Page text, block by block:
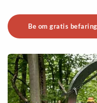
Be om gratis befaring